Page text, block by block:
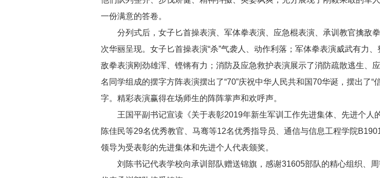
一份满意的答卷。
分列式后，女子匕首操表演、军体拳表演、应急棍表演、承训教官擒敌
次华丽呈现。女子匕首操表演“杀”气袭人、动作利落；军体拳表演威武有力
敌拳表演刚劲雄浑、铿锵有力；消防及应急救护表演展示了消防疏散逃生、
名同学组成的摆字方阵表演摆出了“70”庆祝中华人民共和国70华诞，摆出了“
字。精彩表演赢得在场师生的阵阵掌声和欢呼声。
王国平副书记宣读《关于表彰2019年新生军训工作先进集体、先进个人
陈佳民等29名优秀教官、马骞等12名优秀指导员、通信与信息工程学院
领导为受表彰的先进集体和先进个人代表颁奖。
刘陈书记代表学校向承训部队赠送锦旗，感谢31605部队的精心组织、